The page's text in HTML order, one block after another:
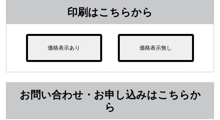
印刷はこちらから
価格表示あり 価格表示無し
お問い合わせ・お申し込みはこちらか
ら